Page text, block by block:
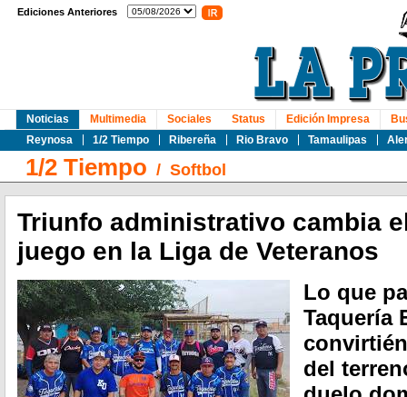
Ediciones Anteriores
Noticias
Reynosa
1/2 Tiempo Ribereña Rio Bravo Tamaulipas
Multimedia Sociales Status Edición Impresa
1/2 Tiempo / Softbol
Triunfo administrativo cambia
juego en la Liga de Veteranos
Lo que
Taquería
del